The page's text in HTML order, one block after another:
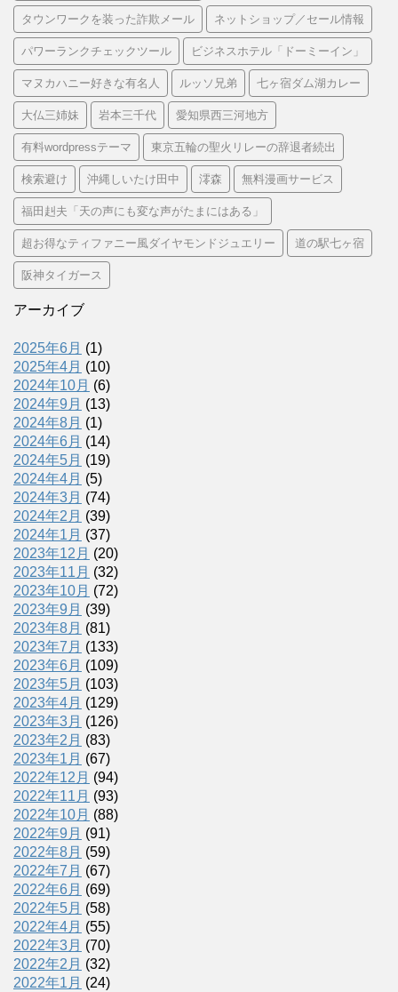
タウンワークを装った詐欺メール ネットショップ／セール情報
パワーランクチェックツール ビジネスホテル「ドーミーイン」
マヌカハニー好きな有名人 ルッソ兄弟 七ヶ宿ダム湖カレー
大仏三姉妹 岩本三千代 愛知県西三河地方
有料wordpressテーマ 東京五輪の聖火リレーの辞退者続出
検索避け 沖縄しいたけ田中 澪森 無料漫画サービス
福田赳夫「天の声にも変な声がたまにはある」
超お得なティファニー風ダイヤモンドジュエリー 道の駅七ヶ宿
阪神タイガース
アーカイブ
2025年6月 (1)
2025年4月 (10)
2024年10月 (6)
2024年9月 (13)
2024年8月 (1)
2024年6月 (14)
2024年5月 (19)
2024年4月 (5)
2024年3月 (74)
2024年2月 (39)
2024年1月 (37)
2023年12月 (20)
2023年11月 (32)
2023年10月 (72)
2023年9月 (39)
2023年8月 (81)
2023年7月 (133)
2023年6月 (109)
2023年5月 (103)
2023年4月 (129)
2023年3月 (126)
2023年2月 (83)
2023年1月 (67)
2022年12月 (94)
2022年11月 (93)
2022年10月 (88)
2022年9月 (91)
2022年8月 (59)
2022年7月 (67)
2022年6月 (69)
2022年5月 (58)
2022年4月 (55)
2022年3月 (70)
2022年2月 (32)
2022年1月 (24)